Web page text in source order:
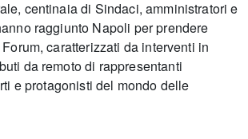
centinaia di Sindaci, amministratori e
raggiunto Napoli per prendere
caratterizzati da interventi in
da remoto di rappresentanti
e protagonisti del mondo delle